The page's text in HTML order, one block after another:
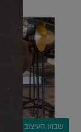
שבוע העיצוב במילאנו